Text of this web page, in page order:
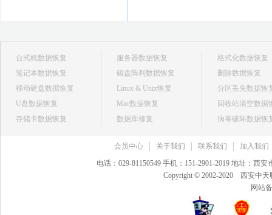
台式机数据恢复
笔记本数据恢复
移动硬盘数据恢复
U盘数据恢复
存储卡数据恢复
服务器数据恢复
磁盘阵列数据恢复
Linux & Unix恢复
Mac数据恢复
数据库修复
格式化数据恢复
删除数据恢复
分区丢失数据恢
回收站清空数据
病毒破坏数据恢
会员中心 关于我们 联系我们
加入我们
电话：029-81150549 手机：151-2901-2019 地址：西
Copyright © 2002-2020 西安中
网站